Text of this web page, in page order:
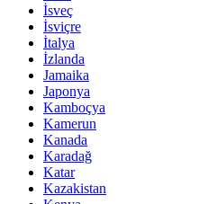
İsveç
İsviçre
İtalya
İzlanda
Jamaika
Japonya
Kamboçya
Kamerun
Kanada
Karadağ
Katar
Kazakistan